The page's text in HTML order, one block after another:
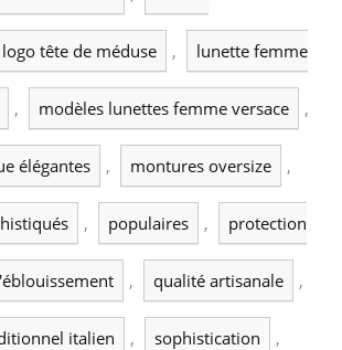
logo tête de méduse , lunette femme
, modèles lunettes femme versace ,
élégantes , montures oversize ,
, populaires , protection
, qualité artisanale ,
italien , sophistication ,